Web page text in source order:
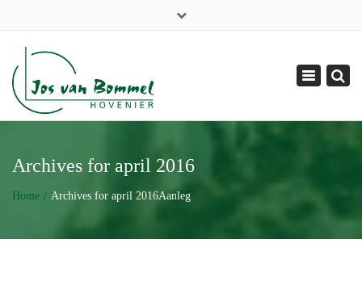
Toggle
Archives for april 2016
Home Archives for april 2016Aanleg